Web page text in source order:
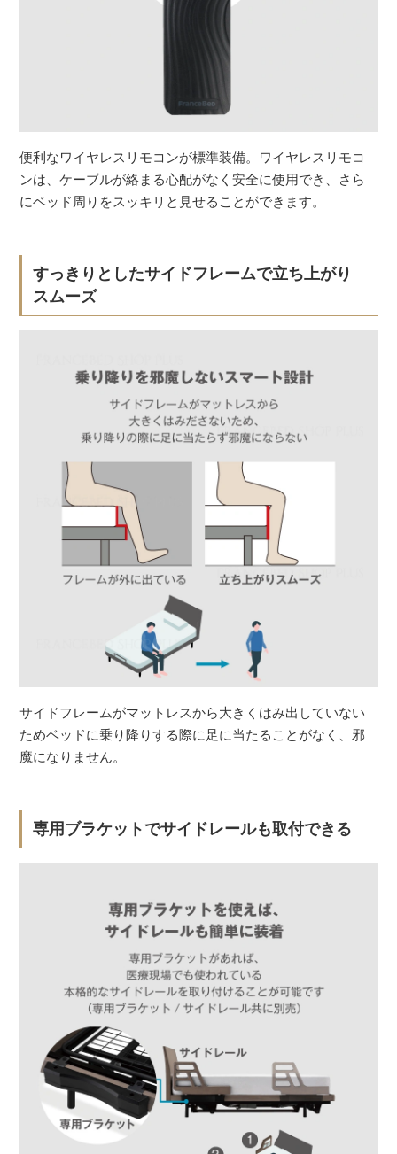
便利なワイヤレスリモコンが標準装備。ワイヤレスリモコ
ンは、ケーブルが絡まる心配がなく安全に使用でき、さら
にベッド周りをスッキリと見せることができます。
すっきりとしたサイドフレームで立ち上がり
スムーズ
サイドフレームがマットレスから大きくはみ出していない
ためベッドに乗り降りする際に足に当たることがなく、邪
魔になりません。
専用ブラケットでサイドレールも取付できる